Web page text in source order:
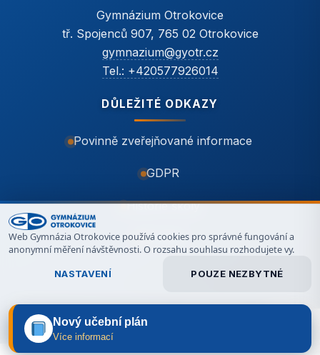
Gymnázium Otrokovice
tř. Spojenců 907, 765 02 Otrokovice
gymnazium@gyotr.cz
Tel.: +420577926014
DŮLEŽITÉ ODKAZY
Povinně zveřejňované informace
GDPR
Historie školy
Kontakt
© 2026 Gymnázium Otrokovice – všechna práva vyhrazena
vytvořil LG
Web Gymnázia Otrokovice používá cookies pro správné fungování a
anonymní měření návštěvnosti. O rozsahu souhlasu rozhodujete vy.
NASTAVENÍ POUZE NEZBYTNÉ
PŘIJMOUT VŠE
Nový učební plán
Více informací